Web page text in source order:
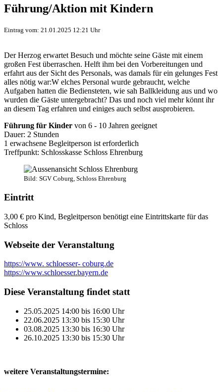
Führung/Aktion mit Kindern
Eintrag vom: 21.01.2025 12:21 Uhr
Der Herzog erwartet Besuch und möchte seine Gäste mit einem
großen Fest überraschen. Helft ihm bei den Vorbereitungen und
erfahrt aus der Sicht des Personals, was damals für ein gelunges Fest
alles nötig war:W elches Personal wurde gebraucht, welche
Aufgaben hatten die Bediensteten, wie sah Ballkleidung aus und wo
wurden die Gäste untergebracht? Das und noch viel mehr könnt ihr
an diesem Tag erfahren und einiges auch selbst ausprobieren.
Führung für Kinder von 6 - 10 Jahren geeignet
Dauer: 2 Stunden
1 erwachsene Begleitperson ist erforderlich
Treffpunkt: Schlosskasse Schloss Ehrenburg
Bild: SGV Coburg, Schloss Ehrenburg
Eintritt
3,00 € pro Kind, Begleitperson benötigt eine Eintrittskarte für das
Schloss
Webseite der Veranstaltung
https://www. schloesser- coburg.de
https://www.schloesser.bayern.de
Diese Veranstaltung findet statt
25.05.2025 14:00 bis 16:00 Uhr
22.06.2025 13:30 bis 15:30 Uhr
03.08.2025 13:30 bis 16:30 Uhr
26.10.2025 13:30 bis 15:30 Uhr
weitere Veranstaltungstermine: